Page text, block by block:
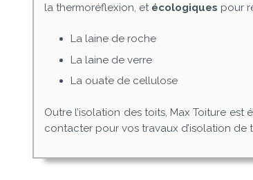
la thermoréflexion, et écologiques pour
La laine de roche
La laine de verre
La ouate de cellulose
Outre l’isolation des toits, Max Toiture
contacter pour vos travaux d’isolation de